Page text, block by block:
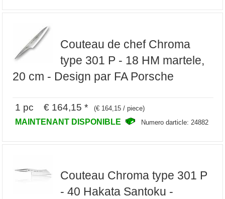
Couteau de chef Chroma
type 301 P - 18 HM martele,
20 cm - Design par FA Porsche
1 pc € 164,15 * (€ 164,15 / piece)
MAINTENANT DISPONIBLE Numero darticle: 24882
Couteau Chroma type 301 P
- 40 Hakata Santoku -